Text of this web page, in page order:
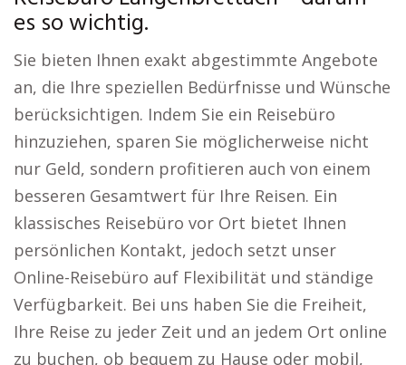
es so wichtig.
Sie bieten Ihnen exakt abgestimmte Angebote
an, die Ihre speziellen Bedürfnisse und Wünsche
berücksichtigen. Indem Sie ein Reisebüro
hinzuziehen, sparen Sie möglicherweise nicht
nur Geld, sondern profitieren auch von einem
besseren Gesamtwert für Ihre Reisen. Ein
klassisches Reisebüro vor Ort bietet Ihnen
persönlichen Kontakt, jedoch setzt unser
Online-Reisebüro auf Flexibilität und ständige
Verfügbarkeit. Bei uns haben Sie die Freiheit,
Ihre Reise zu jeder Zeit und an jedem Ort online
zu buchen, ob bequem zu Hause oder mobil,